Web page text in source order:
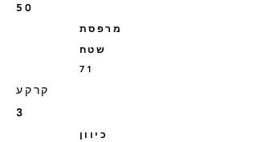
50
מרפסת
שטח
71
קרקע
3
כיוון